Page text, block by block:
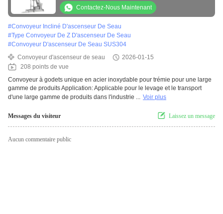
Contactez-Nous Maintenant
#Convoyeur Incliné D'ascenseur De Seau
#Type Convoyeur De Z D'ascenseur De Seau
#Convoyeur D'ascenseur De Seau SUS304
Convoyeur d'ascenseur de seau
2026-01-15
208 points de vue
Convoyeur à godets unique en acier inoxydable pour trémie pour une large
gamme de produits Application: Applicable pour le levage et le transport
d'une large gamme de produits dans l'industrie ... Voir plus
Messages du visiteur Laissez un message
Aucun commentaire public